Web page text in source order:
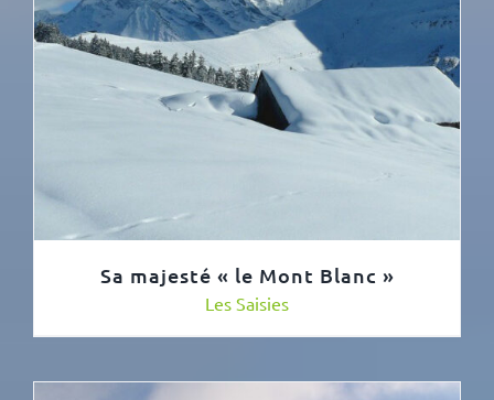
Sa majesté « le Mont Blanc »
Les Saisies